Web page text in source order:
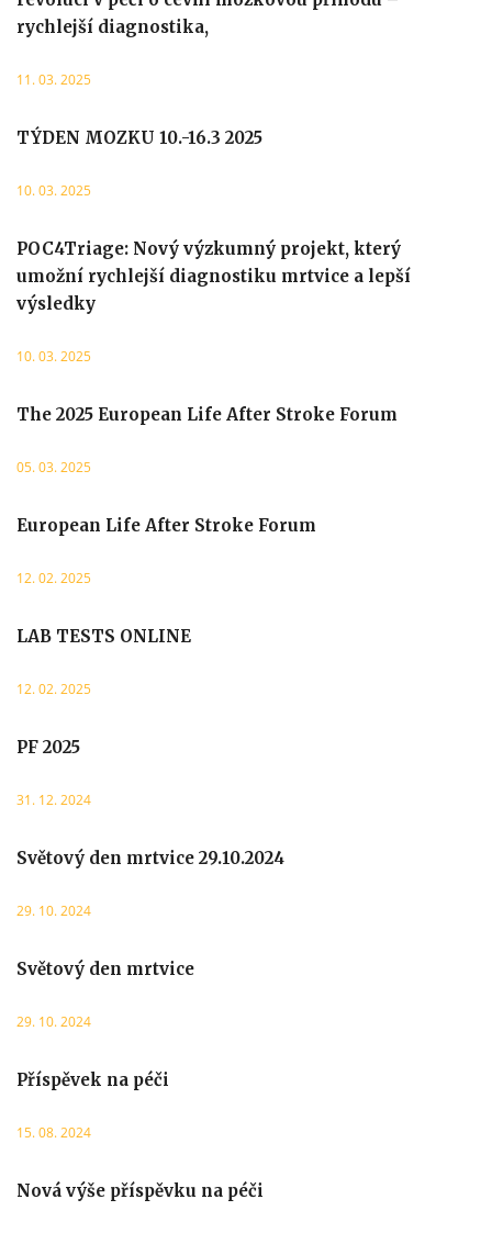
rychlejší diagnostika,
11. 03. 2025
TÝDEN MOZKU 10.-16.3 2025
10. 03. 2025
POC4Triage: Nový výzkumný projekt, který
umožní rychlejší diagnostiku mrtvice a lepší
výsledky
10. 03. 2025
The 2025 European Life After Stroke Forum
05. 03. 2025
European Life After Stroke Forum
12. 02. 2025
LAB TESTS ONLINE
12. 02. 2025
PF 2025
31. 12. 2024
Světový den mrtvice 29.10.2024
29. 10. 2024
Světový den mrtvice
29. 10. 2024
Příspěvek na péči
15. 08. 2024
Nová výše příspěvku na péči